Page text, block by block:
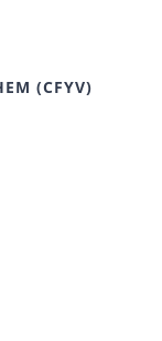
(CFYV)